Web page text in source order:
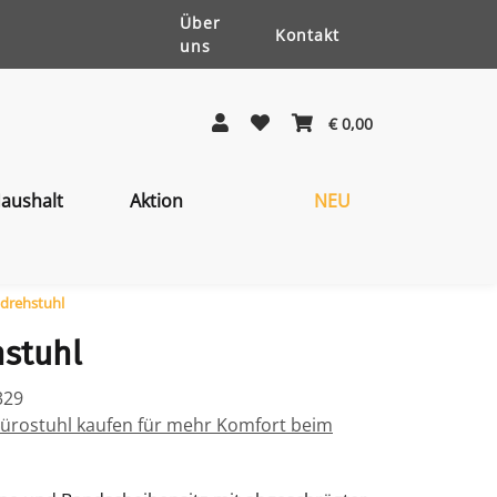
Über
uns
Kontakt
€ 0,00
Aktion NEU
kaufen für mehr Komfort beim